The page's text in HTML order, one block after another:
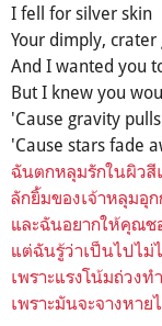
I fell for silver skin
Your dimply, crater
And I wanted you
But I knew you
'Cause gravity
'Cause stars fade
ฉันตกหลุมรักในผิวสี
ลักยิ้มของเจ้าหลุมอุ
และฉันอยากให้คุณช
แต่ฉันรู้ว่าเป็นไปไ
เพราะแรงโน้มถ่วง
เพราะมันจะจางหาย